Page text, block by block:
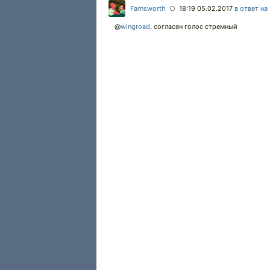
Farnsworth ○ 18:19 05.02.2017 в ответ
@wingroad, согласен голос стремный